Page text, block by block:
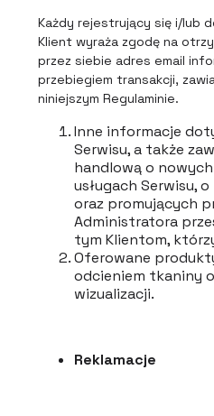
Każdy rejestrujący się i/lub
Klient wyraża zgodę na
przez siebie adres email
przebiegiem transakcji,
niniejszym Regulaminie.
Inne informacje
Serwisu, a także
handlową o
usługach Serwisu,
oraz promujących
Administratora
tym Klientom,
Oferowane
odcieniem tkaniny
wizualizacji.
Reklamacje